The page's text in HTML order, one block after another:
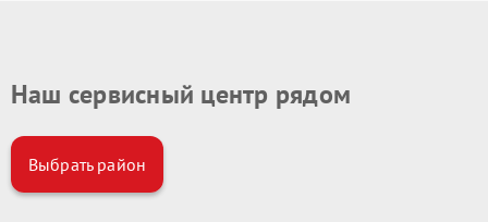
Наш сервисный центр рядом
Выбрать район